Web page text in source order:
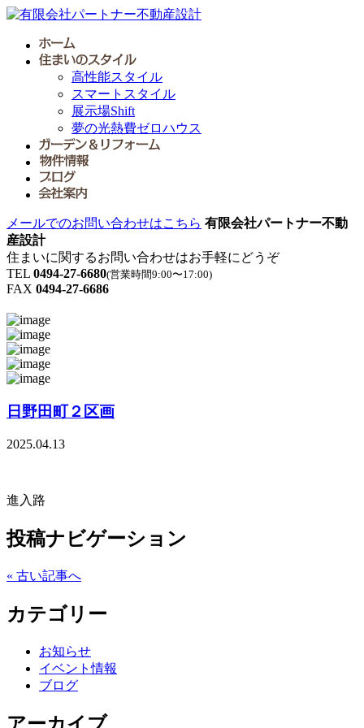
高性能スタイル
スマートスタイル
展示場Shift
夢の光熱費ゼロハウス
メールでのお問い合わせはこちら 有限会社パートナー不動
産設計
住まいに関するお問い合わせはお手軽にどうぞ
TEL 0494-27-6680(営業時間9:00〜17:00)
FAX 0494-27-6686
日野田町２区画
2025.04.13
進入路
投稿ナビゲーション
« 古い記事へ
カテゴリー
お知らせ
イベント情報
ブログ